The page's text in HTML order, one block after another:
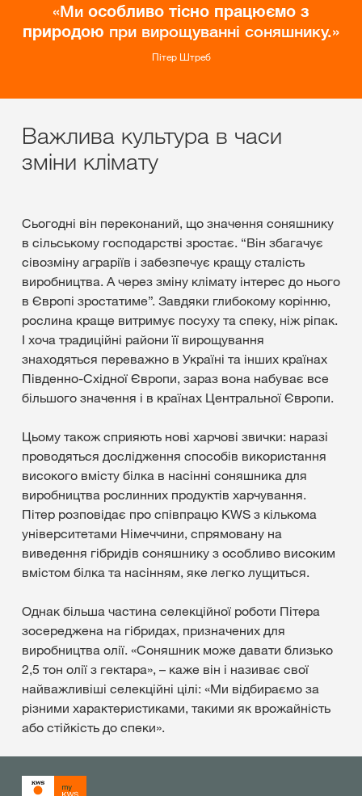
Ми особливо тісно працюємо з
природою при вирощуванні соняшнику.
Пітер Штреб
Важлива культура в часи
зміни клімату
Сьогодні він переконаний, що значення соняшнику
в сільському господарстві зростає. “Він збагачує
сівозміну аграріїв і забезпечує кращу сталість
виробництва. А через зміну клімату інтерес до нього
в Європі зростатиме”. Завдяки глибокому корінню,
рослина краще витримує посуху та спеку, ніж ріпак.
І хоча традиційні райони її вирощування
знаходяться переважно в Україні та інших країнах
Південно-Східної Європи, зараз вона набуває все
більшого значення і в країнах Центральної Європи.
Цьому також сприяють нові харчові звички: наразі
проводяться дослідження способів використання
високого вмісту білка в насінні соняшника для
виробництва рослинних продуктів харчування.
Пітер розповідає про співпрацю KWS з кількома
університетами Німеччини, спрямовану на
виведення гібридів соняшнику з особливо високим
вмістом білка та насінням, яке легко лущиться.
Однак більша частина селекційної роботи Пітера
зосереджена на гібридах, призначених для
виробництва олії. «Соняшник може давати близько
2,5 тон олії з гектара», – каже він і називає свої
найважливіші селекційні цілі: «Ми відбираємо за
різними характеристиками, такими як врожайність
або стійкість до спеки».